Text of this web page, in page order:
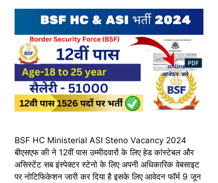
BSF HC Ministerial ASI Steno Vacancy 2024
बीएसएफ की ने 12वीं पास उम्मीदवारों के लिए हेड कांस्टेबल और
असिस्टेंट सब इंस्पेक्टर स्टेनो के लिए अपनी अधिकारिक वेबसाइट
पर नोटिफिकेशन जारी कर दिया है इसके लिए आवेदन फॉर्म 9 जून